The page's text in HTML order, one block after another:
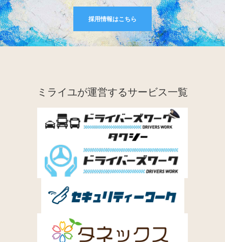
採用情報はこちら
ミライユが運営するサービス一覧